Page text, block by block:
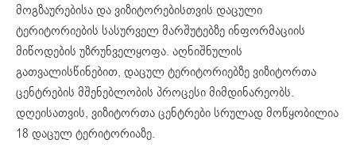
მოგზაურებისა და ვიზიტორებისთვის დაცული
ტერიტორიების სასურველ მარშუტებზე ინფორმაციის
მიწოდების უზრუნველყოფა. აღნიშნულის
გათვალისწინებით, დაცულ ტერიტორიებზე ვიზიტორთა
ცენტრების მშენებლობის პროცესი მიმდინარეობს.
დღეისათვის, ვიზიტორთა ცენტრები სრულად მოწყობილია
18 დაცულ ტერიტორიაზე.